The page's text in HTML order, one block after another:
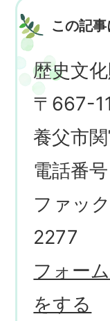
この記
歴史文
〒667-
養父市
電話番
ファッ
2277
フォー
をする